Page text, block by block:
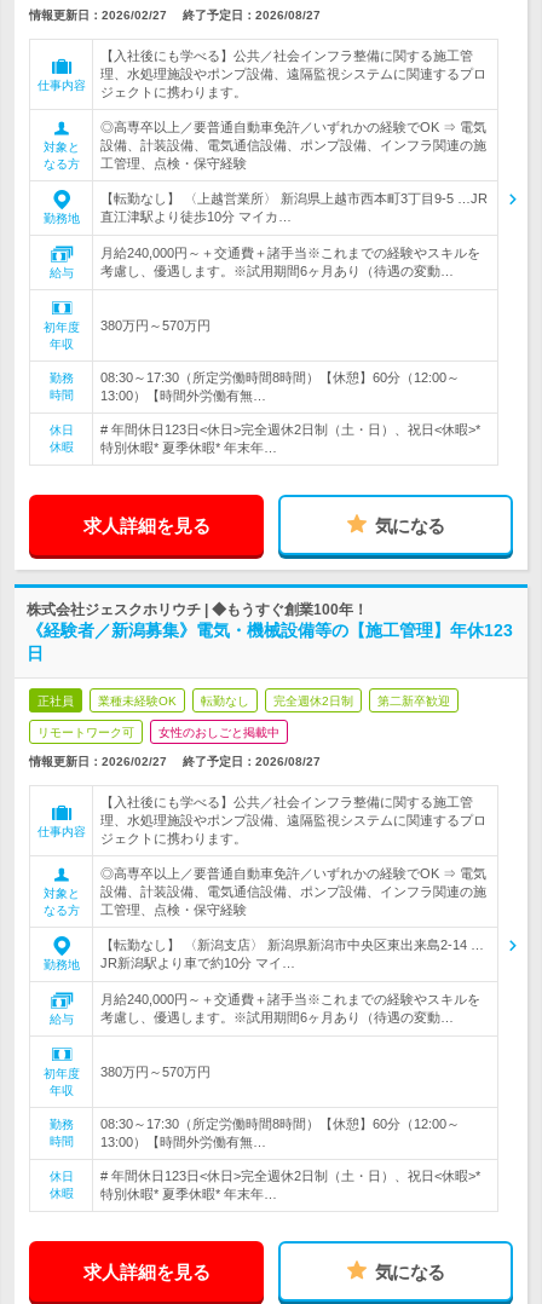
情報更新日：2026/02/27 終了予定日： 2026/08/27
仕事内容
【入社後にも学べる】公共／社会インフラ整備に関する施工管
理、水処理施設やポンプ設備、遠隔監視システムに関連するプロ
ジェクトに携わります。
対象と
なる方
◎高専卒以上／要普通自動車免許／いずれかの経験でOK ⇒ 電気
設備、計装設備、電気通信設備、ポンプ設備、インフラ関連の施
工管理、点検・保守経験
勤務地
【転勤なし】 〈上越営業所〉 新潟県上越市西本町3丁目9-5 …JR
直江津駅より徒歩10分 マイカ…
給与
月給240,000円～＋交通費＋諸手当※これまでの経験やスキルを
考慮し、優遇します。※試用期間6ヶ月あり（待遇の変動…
初年度
年収
380万円～570万円
勤務
時間
08:30～17:30（所定労働時間8時間）【休憩】60分（12:00～
13:00）【時間外労働有無…
休日
休暇
# 年間休日123日<休日>完全週休2日制（土・日）、祝日<休暇>*
特別休暇* 夏季休暇* 年末年…
求人詳細を見る 気になる
株式会社ジェスクホリウチ | ◆もうすぐ創業100年！
《経験者／新潟募集》電気・機械設備等の【施工管理】年休123
日
正社員 業種未経験OK 転勤なし 完全週休2日制 第二新卒歓迎
リモートワーク可 女性のおしごと掲載中
情報更新日：2026/02/27 終了予定日： 2026/08/27
仕事内容
【入社後にも学べる】公共／社会インフラ整備に関する施工管
理、水処理施設やポンプ設備、遠隔監視システムに関連するプロ
ジェクトに携わります。
対象と
なる方
◎高専卒以上／要普通自動車免許／いずれかの経験でOK ⇒ 電気
設備、計装設備、電気通信設備、ポンプ設備、インフラ関連の施
工管理、点検・保守経験
勤務地
【転勤なし】 〈新潟支店〉 新潟県新潟市中央区東出来島2-14 …
JR新潟駅より車で約10分 マイ…
給与
月給240,000円～＋交通費＋諸手当※これまでの経験やスキルを
考慮し、優遇します。※試用期間6ヶ月あり（待遇の変動…
初年度
年収
380万円～570万円
勤務
時間
08:30～17:30（所定労働時間8時間）【休憩】60分（12:00～
13:00）【時間外労働有無…
休日
休暇
# 年間休日123日<休日>完全週休2日制（土・日）、祝日<休暇>*
特別休暇* 夏季休暇* 年末年…
求人詳細を見る 気になる